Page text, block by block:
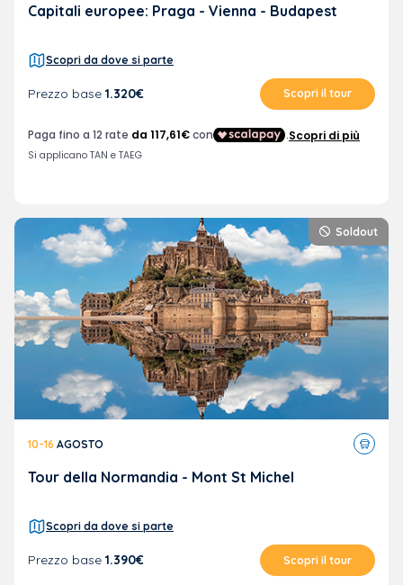
Capitali europee: Praga - Vienna - Budapest
Scopri da dove si parte
Prezzo base 1.320€ Scopri il tour
Soldout
10-16 AGOSTO
Tour
in
Tour della Normandia - Mont St Michel
Scopri da dove si parte
Prezzo base 1.390€ Scopri il tour